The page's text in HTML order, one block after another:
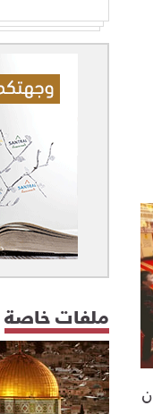
ملفات خاصة